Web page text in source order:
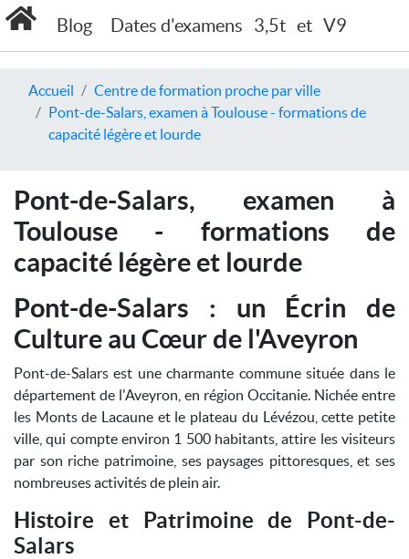
Blog Dates d'examens 3,5t et V9
Accueil
Centre de formation proche par ville
Pont-de-Salars, examen à Toulouse - formations de
capacité légère et lourde
Pont-de-Salars, examen à
Toulouse - formations de
capacité légère et lourde
Pont-de-Salars : un Écrin de
Culture au Cœur de l'Aveyron
Pont-de-Salars est une charmante commune située dans le
département de l'Aveyron, en région Occitanie. Nichée entre
les Monts de Lacaune et le plateau du Lévézou, cette petite
ville, qui compte environ 1 500 habitants, attire les visiteurs
par son riche patrimoine, ses paysages pittoresques, et ses
nombreuses activités de plein air.
Histoire et Patrimoine de Pont-de-
Salars